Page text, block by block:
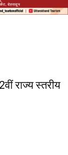
राज्य स्तरीय